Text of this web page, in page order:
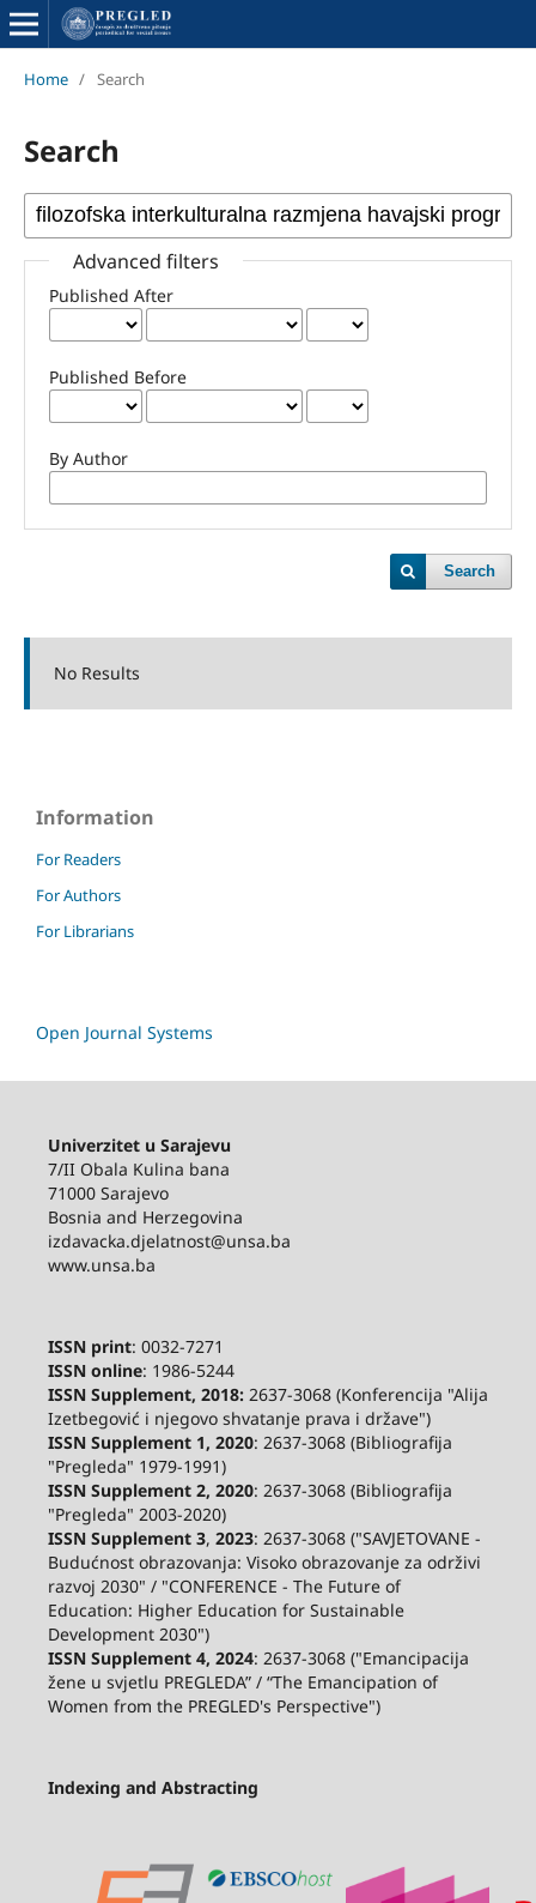
Home / Search
Search
Advanced filters
Published After
Published Before
By Author
Search
No Results
Information
For Readers
For Authors
For Librarians
Open Journal Systems
Univerzitet u Sarajevu
7/II Obala Kulina bana
71000 Sarajevo
Bosnia and Herzegovina
izdavacka.djelatnost@unsa.ba
www.unsa.ba
ISSN print: 0032-7271
ISSN online: 1986-5244
ISSN Supplement, 2018:2637-3068 (Konferencija "Alija
Izetbegović i njegovo shvatanje prava i države")
ISSN Supplement 1, 2020: 2637-3068 (Bibliografija
"Pregleda" 1979-1991)
ISSN Supplement 2, 2020: 2637-3068 (Bibliografija
"Pregleda" 2003-2020)
ISSN Supplement 3, 2023: 2637-3068 ("SAVJETOVANE -
Budućnost obrazovanja: Visoko obrazovanje za održivi
razvoj 2030" / "CONFERENCE - The Future of
Education: Higher Education for Sustainable
Development 2030")
ISSN Supplement 4, 2024: 2637-3068 ("Emancipacija
žene u svjetlu PREGLEDA” / “The Emancipation of
Women from the PREGLED's Perspective")
Indexing and Abstracting